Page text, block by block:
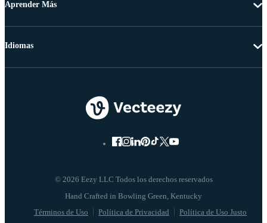
Aprender Más
© 2026 Eezy LLC Todos los derechos reservados
Términos de Uso Política de Privacidad Política de Uso Justo
Idiomas